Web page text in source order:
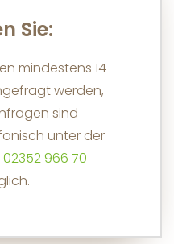
Sie:
mindestens 14
werden,
sind
unter der
02352 966 70